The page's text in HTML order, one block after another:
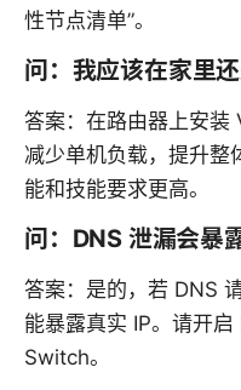
性节点清单”。
问：我应该在家里
答案：在路由器上安装
减少单机负载，提升整
能和技能要求更高。
问：DNS 泄漏会暴
答案：是的，若 DNS
能暴露真实 IP。请开
Switch。